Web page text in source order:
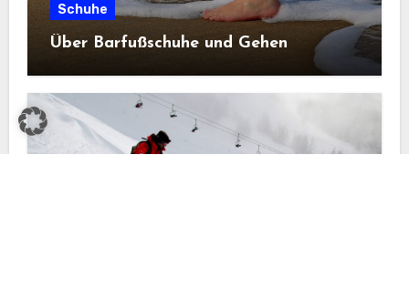
Schuhe
Über Barfußschuhe und Gehen